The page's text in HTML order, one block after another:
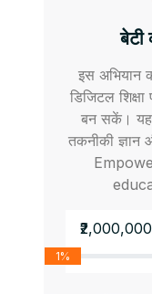
बेटी
इस अभियान
डिजिटल
बन सकें। यह
तकनीकी ज्ञान
1%